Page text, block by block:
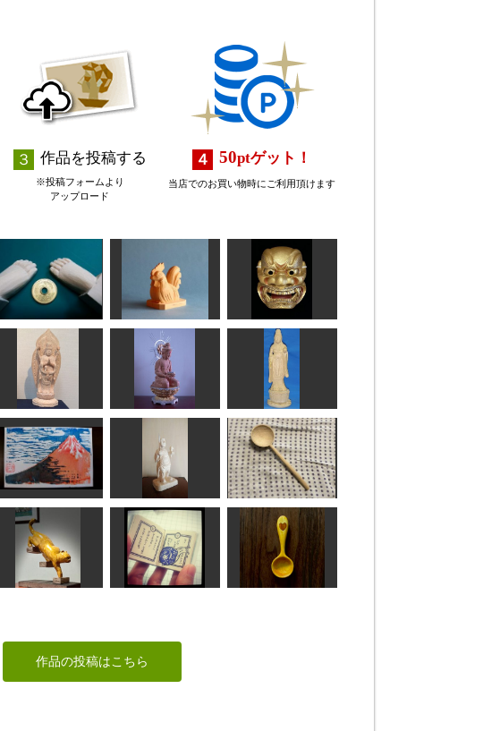
作品を投稿する
※投稿フォームより
アップロード
50ptゲット！
当店でのお買い物時にご利用頂けます
ご縁がありますよう
一歩ずつ
サイダー
酉
合之内 麻呂
獅子口
msuganuma
不空羂索観音像
rara
観世音菩薩
ちゅうさん
吉祥天像
ta-chann
アカフジ
ふーちゃん
毘沙門天
アラン
おたま
たくちゃん
階段を降りる猫
MINI
総版画豆本「デンデ
ンムシノカナシミ」
作品の投稿はこちら